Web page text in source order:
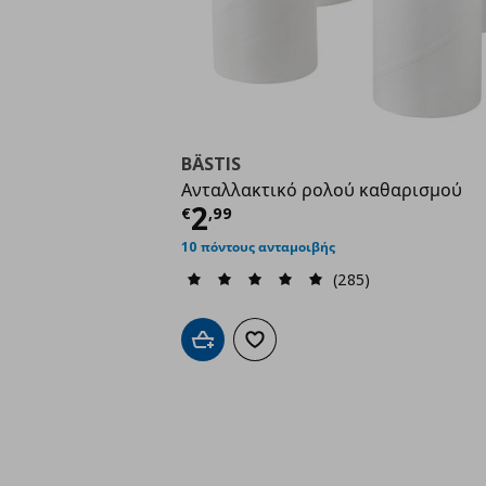
BÄSTIS
Ανταλλακτικό ρολού καθαρισμού
€2,99
Τρέχουσα τιμή
10 πόντους ανταμοιβής
(285)
Προσθήκη στο καλάθι
Προσθήκη στα αγαπημένα